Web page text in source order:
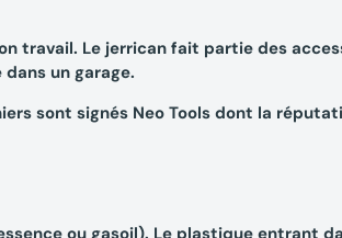
travail. Le jerrican fait partie des
un garage.
sont signés Neo Tools dont la
ou gasoil). Le plastique entrant